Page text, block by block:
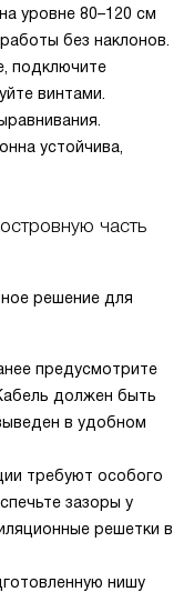
уровне 80–120 см
без наклонов.
подключите
винтами.
устойчива,
часть
решение для
предусмотрите
должен быть
в удобном
требуют особого
зазоры у
решетки в
нишу